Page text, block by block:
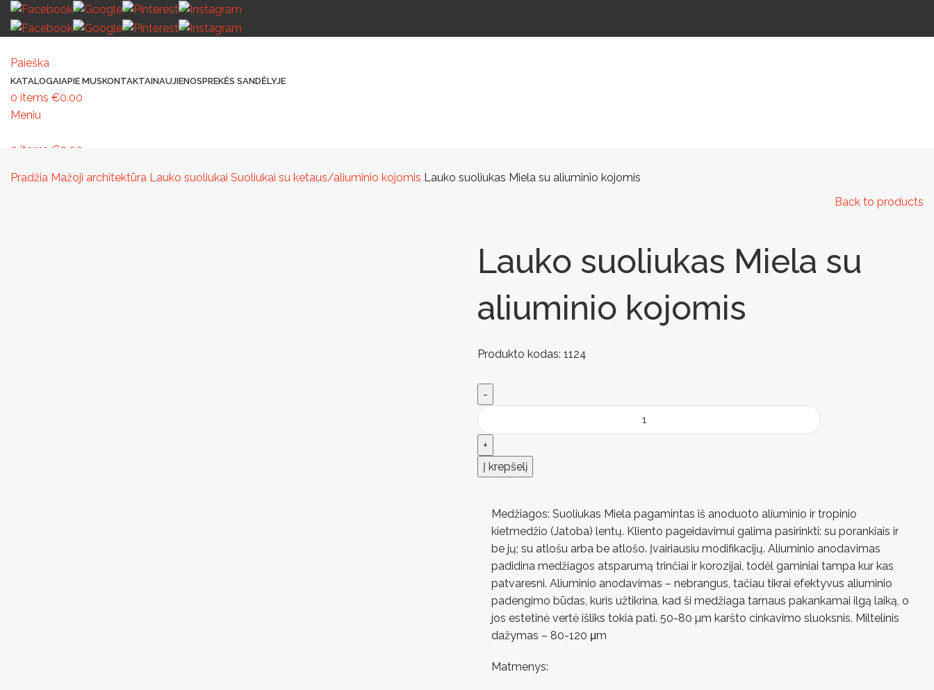
Paieška
KATALOGAIAPIE MUSKONTAKTAINAUJIENOSPREKĖS SANDĖLYJE
0 items €0.00
Meniu
0 items €0.00
Pradžia Mažoji architektūra Lauko suoliukai Suoliukai su ketaus/aliuminio kojomis Lauko suoliukas Miela su aliuminio kojomis
Back to products
Lauko suoliukas Miela su
aliuminio kojomis
Produkto kodas: 1124
Į krepšelį
Medžiagos: Suoliukas Miela pagamintas iš anoduoto aliuminio ir tropinio
kietmedžio (Jatoba) lentų. Kliento pageidavimui galima pasirinkti: su porankiais ir
be jų; su atlošu arba be atlošo. Įvairiausiu modifikacijų. Aliuminio anodavimas
padidina medžiagos atsparumą trinčiai ir korozijai, todėl gaminiai tampa kur kas
patvaresni. Aliuminio anodavimas – nebrangus, tačiau tikrai efektyvus aliuminio
padengimo būdas, kuris užtikrina, kad ši medžiaga tarnaus pakankamai ilgą laiką, o
jos estetinė vertė išliks tokia pati. 50-80 µm karšto cinkavimo sluoksnis. Miltelinis
dažymas – 80-120 μm
Matmenys: